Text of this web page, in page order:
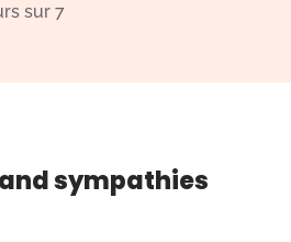
sur 7
sympathies